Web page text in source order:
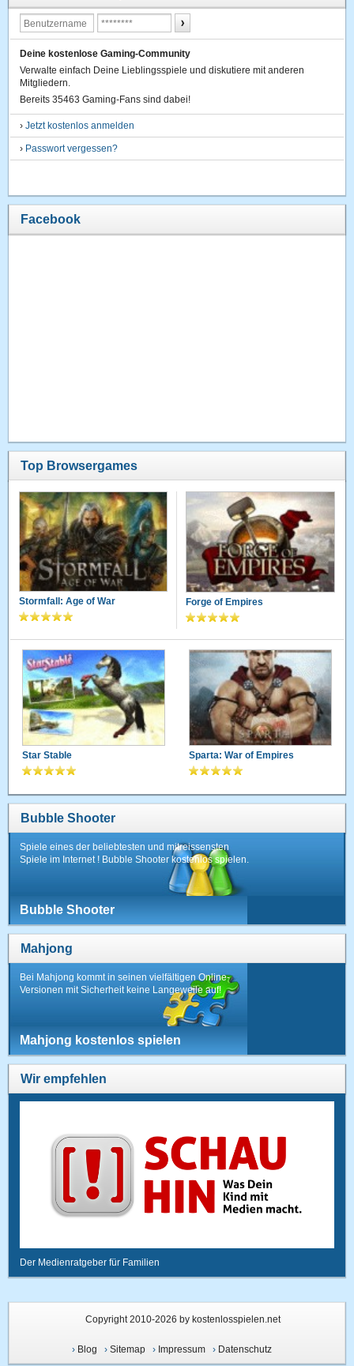
Deine kostenlose Gaming-Community
Verwalte einfach Deine Lieblingsspiele und diskutiere mit anderen
Mitgliedern.
Bereits 35463 Gaming-Fans sind dabei!
›Jetzt kostenlos anmelden
› Passwort vergessen?
Facebook
Top Browsergames
Stormfall: Age of War Forge of Empires
Star Stable Sparta: War of Empires
Bubble Shooter
Spiele eines der beliebtesten und mitreissensten
Spiele im Internet ! Bubble Shooter kostenlos spielen.
Bubble Shooter
Mahjong
Bei Mahjong kommt in seinen vielfältigen Online-
Versionen mit Sicherheit keine Langeweile auf!
Mahjong kostenlos spielen
Wir empfehlen
Der Medienratgeber für Familien
Copyright 2010-2026 by kostenlosspielen.net
› Blog › Sitemap› Impressum› Datenschutz